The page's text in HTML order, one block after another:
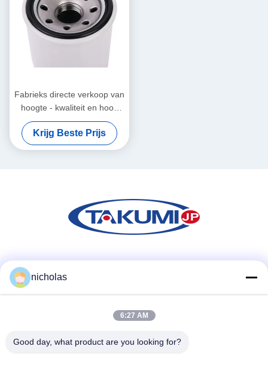
Fabrieks directe verkoop van
hoogte - kwaliteit en hoog
rendement de oliefilter van
Nissan
Krijg Beste Prijs
Snel contact
Tel.
nicholas
6:27 AM
Good day, what product are you looking for?